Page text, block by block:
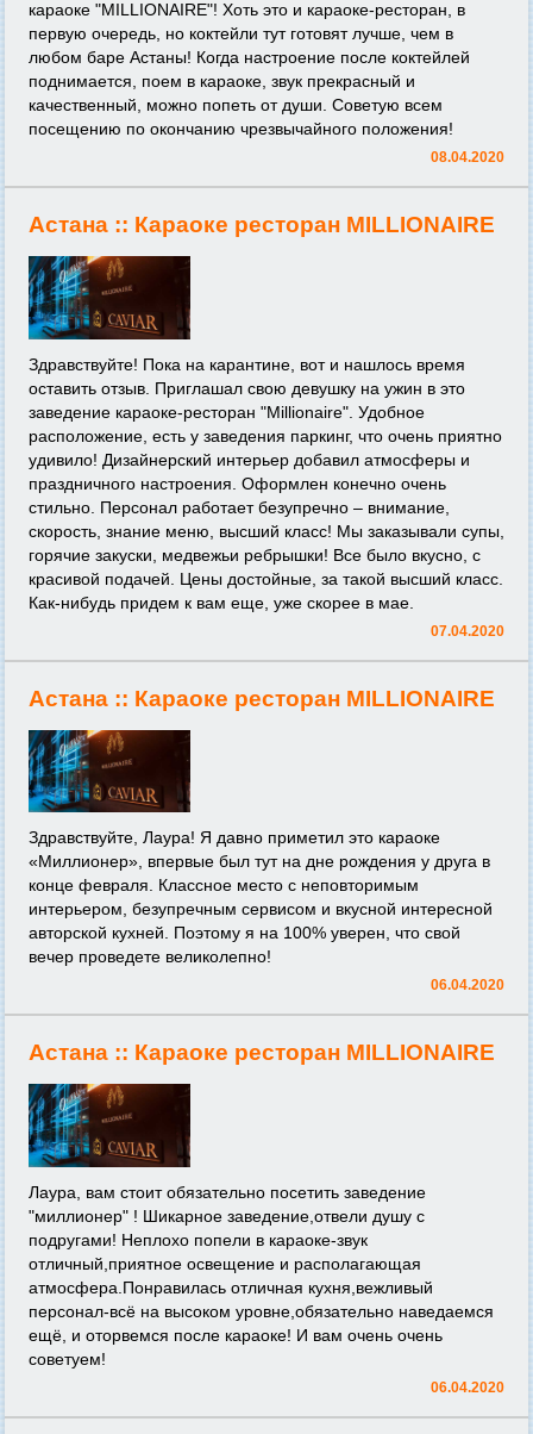
караоке "MILLIONAIRE"! Хоть это и караоке-ресторан, в
первую очередь, но коктейли тут готовят лучше, чем в
любом баре Астаны! Когда настроение после коктейлей
поднимается, поем в караоке, звук прекрасный и
качественный, можно попеть от души. Советую всем
посещению по окончанию чрезвычайного положения!
08.04.2020
Астана :: Караоке ресторан MILLIONAIRE
Здравствуйте! Пока на карантине, вот и нашлось время
оставить отзыв. Приглашал свою девушку на ужин в это
заведение караоке-ресторан "Millionaire". Удобное
расположение, есть у заведения паркинг, что очень приятно
удивило! Дизайнерский интерьер добавил атмосферы и
праздничного настроения. Оформлен конечно очень
стильно. Персонал работает безупречно – внимание,
скорость, знание меню, высший класс! Мы заказывали супы,
горячие закуски, медвежьи ребрышки! Все было вкусно, с
красивой подачей. Цены достойные, за такой высший класс.
Как-нибудь придем к вам еще, уже скорее в мае.
07.04.2020
Астана :: Караоке ресторан MILLIONAIRE
Здравствуйте, Лаура! Я давно приметил это караоке
«Миллионер», впервые был тут на дне рождения у друга в
конце февраля. Классное место с неповторимым
интерьером, безупречным сервисом и вкусной интересной
авторской кухней. Поэтому я на 100% уверен, что свой
вечер проведете великолепно!
06.04.2020
Астана :: Караоке ресторан MILLIONAIRE
Лаура, вам стоит обязательно посетить заведение
"миллионер" ! Шикарное заведение,отвели душу с
подругами! Неплохо попели в караоке-звук
отличный,приятное освещение и располагающая
атмосфера.Понравилась отличная кухня,вежливый
персонал-всё на высоком уровне,обязательно наведаемся
ещё, и оторвемся после караоке! И вам очень очень
советуем!
06.04.2020